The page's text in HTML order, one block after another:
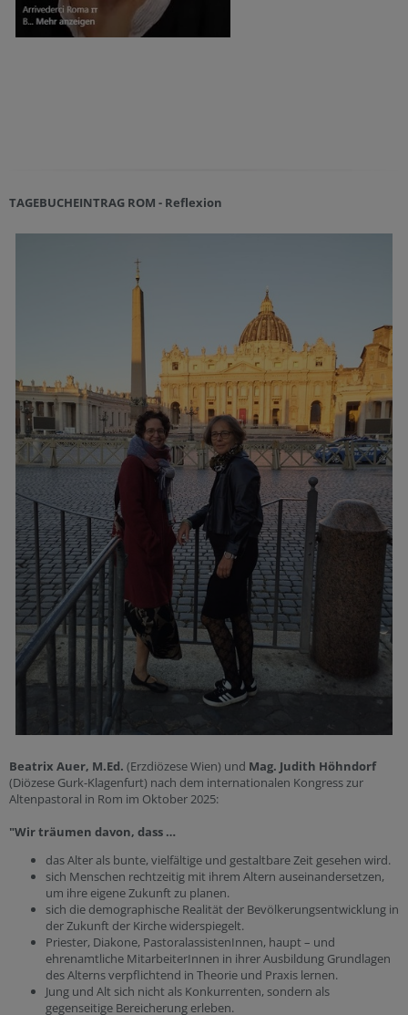
TAGEBUCHEINTRAG ROM - Reflexion
Beatrix Auer, M.Ed. (Erzdiözese Wien) und Mag. Judith Höhndorf
(Diözese Gurk-Klagenfurt) nach dem internationalen Kongress zur
Altenpastoral in Rom im Oktober 2025:
"Wir träumen davon, dass …
das Alter als bunte, vielfältige und gestaltbare Zeit gesehen wird.
sich Menschen rechtzeitig mit ihrem Altern auseinandersetzen,
um ihre eigene Zukunft zu planen.
sich die demographische Realität der Bevölkerungsentwicklung in
der Zukunft der Kirche widerspiegelt.
Priester, Diakone, PastoralassistenInnen, haupt – und
ehrenamtliche MitarbeiterInnen in ihrer Ausbildung Grundlagen
des Alterns verpflichtend in Theorie und Praxis lernen.
Jung und Alt sich nicht als Konkurrenten, sondern als
gegenseitige Bereicherung erleben.